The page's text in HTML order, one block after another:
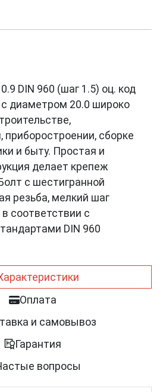
DIN 960 (шаг 1.5) оц. код
с диаметром 20.0 широко
сборке
и быту. Простая и
делает крепеж
с шестигранной
резьба, мелкий шаг
соответствии с
DIN 960
Оплата
и самовывоз
Гарантия
вопросы